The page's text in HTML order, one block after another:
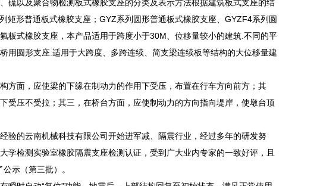
硫以及聚合物检测板式橡胶支座的分类及表示方法根据建筑板式支座的结
形普通板式橡胶支座；GYZ系列圆形普通板式橡胶支座、GYZF4系列圆
板式橡胶支座，本产品适用于跨度小于30M、位移量较小的建筑.不同的平
用圆形支座.适用于大跨度、多跨连续、简支梁连续板等结构的大位移量建
方面，应使梁的下缘在制动力的作用下受压，布置在行车方向前方；其
受压不受拉；其三，在桥台方面，应使制动力的方向指向堤岸，使墩台顶
验的云南机械科技有限公司开始进军减、隔震行业，经过多年的研发努
检测实验室橡胶隔震支座检测认证，受到广大业内专家的一致好评，且
示（第三批）。